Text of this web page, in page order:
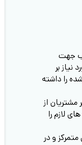
جهت
بر
را داشته
مشتریان از
لازم را
و در